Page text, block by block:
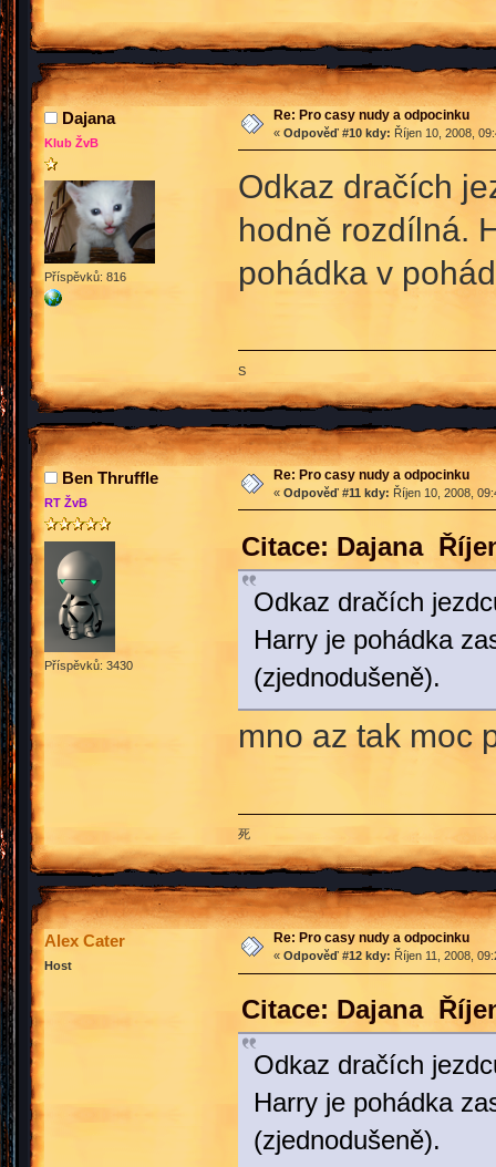
Dajana
Klub ŽvB
Příspěvků: 816
Re: Pro casy nudy a odpocinku
« Odpověď #10 kdy: Říjen 10, 2008,
Odkaz dračích
hodně rozdílná.
pohádka v
S
Ben Thruffle
RT ŽvB
Příspěvků: 3430
Re: Pro casy nudy a odpocinku
« Odpověď #11 kdy: Říjen 10, 2008,
Citace: Dajana
Odkaz dračích
Harry je pohádka
(zjednodušeně).
mno az tak moc
死
Alex Cater
Host
Re: Pro casy nudy a odpocinku
« Odpověď #12 kdy: Říjen 11, 2008,
Citace: Dajana
Odkaz dračích
Harry je pohádka
(zjednodušeně).